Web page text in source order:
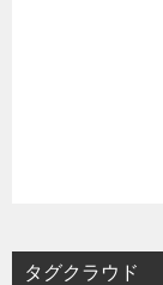
タグクラウド